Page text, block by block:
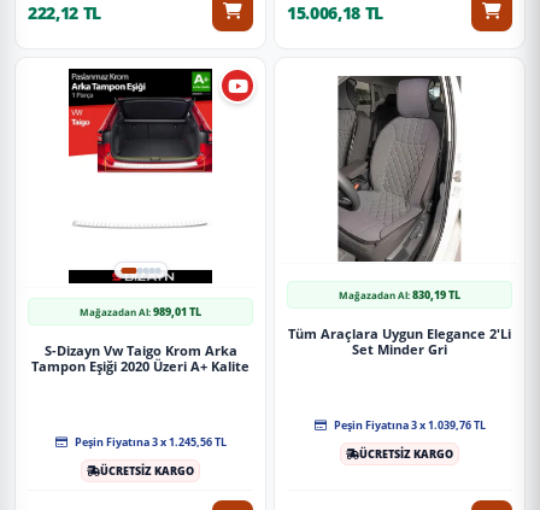
222,12 TL 15.006,18 TL
Mağazadan Al:989,01 TL
S-Dizayn Vw Taigo Krom Arka
Tampon Eşiği 2020 Üzeri A+ Kalite
Peşin Fiyatına 3 x 1.245,56 TL
ÜCRETSİZ KARGO
Mağazadan Al:830,19 TL
Tüm Araçlara Uygun Elegance 2'Li
Set Minder Gri
Peşin Fiyatına 3 x 1.039,76 TL
ÜCRETSİZ KARGO